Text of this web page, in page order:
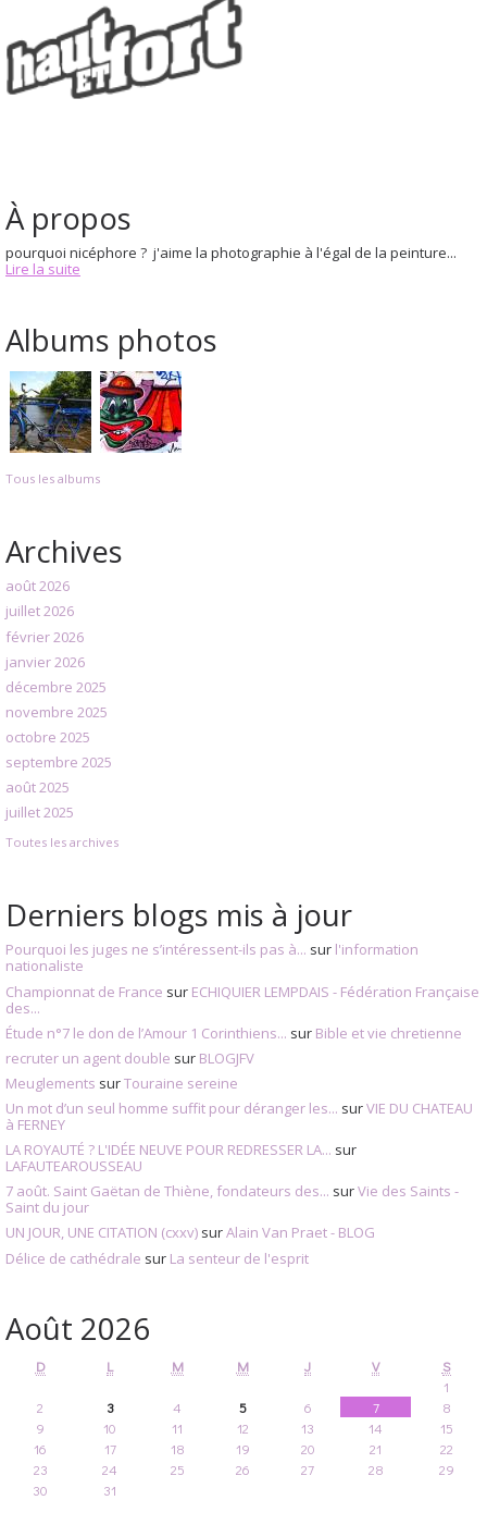
À propos
pourquoi nicéphore ? j'aime la photographie à l'égal de la peinture...
Lire la suite
Albums photos
Tous les albums
Archives
août 2026
juillet 2026
février 2026
janvier 2026
décembre 2025
novembre 2025
octobre 2025
septembre 2025
août 2025
juillet 2025
Toutes les archives
Derniers blogs mis à jour
Pourquoi les juges ne s’intéressent-ils pas à... sur l'information
nationaliste
Championnat de France sur ECHIQUIER LEMPDAIS - Fédération Française
des...
Étude n°7 le don de l’Amour 1 Corinthiens... sur Bible et vie chretienne
recruter un agent double sur BLOGJFV
Meuglements surTouraine sereine
Un mot d’un seul homme suffit pour déranger les... surVIE DU CHATEAU
à FERNEY
LA ROYAUTÉ ? L'IDÉE NEUVE POUR REDRESSER LA... sur
LAFAUTEAROUSSEAU
7 août. Saint Gaëtan de Thiène, fondateurs des... surVie des Saints -
Saint du jour
UN JOUR, UNE CITATION (cxxv) surAlain Van Praet - BLOG
Délice de cathédrale sur La senteur de l'esprit
Août 2026
D L M M J V
S
1
2
3 4 5 6 7
8
9
10 11 12 13 14
15
16
17 18 19 20 21
22
23
24 25 26 27 28
29
30
31